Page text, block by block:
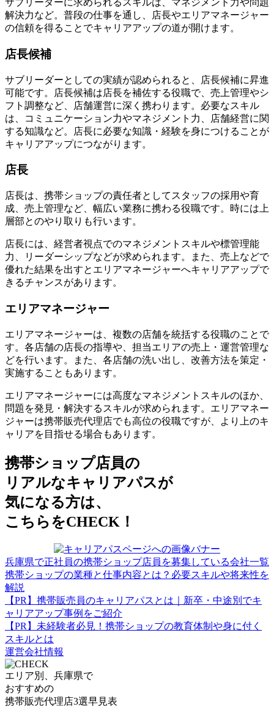
サブリーダーに求められるスキルは、マネジメント力や問題
解決力など。普段の仕事を通し、
店長やエリアマネージャー
の信頼を得ることでキャリアアップの道が開けます。
店長候補
サブリーダーとしての実績が認められると、店長候補に昇進
可能です。店長候補は店長を補佐する役職で、 売上管理やシ
フト調整など、店舗運営に深く携わります。必要なスキル
は、コミュニケーション力やマネジメント力、店舗経営に関
する知識など。店長に必要な知識・経験を身につけることが
キャリアアップにつながります。
店長
店長は、携帯ショップの責任者として スタッフの採用や育
成、売上管理など、幅広い業務に携わる役職です。時には上
層部とのやり取りも行います。
店長には、経営者視点でのマネジメントスキルや標管理能
力、リーダーシップなどが求められます。また、売上などで
優れた結果を出すと エリアマネージャーへキャリアアップで
きるチャンスがあります。
エリアマネージャー
エリアマネージャーは、 複数の店舗を統括する役職のこと で
す。各店舗の店長の指導や、担当エリアの売上・運営管理な
どを行います。また、各店舗の洗い出し、改善方法を策定・
実施することもあります。
エリアマネージャーには高度なマネジメントスキルのほか、
問題を発見・解決するスキルが求められます。エリアマネー
ジャーは携帯販売代理店でも高位の役職ですが、
より上のキ
ャリアを目指せる場合もあります。
携帯ショップ店員の
リアルなキャリアパスが
気になる方は、
こちらをCHECK！
兵庫県で正社員の携帯ショップ店員を募集している会社一覧
携帯ショップの業種と仕事内容とは？必要スキルや将来性を
解説
【PR】携帯販売員のキャリアパスとは｜新卒・中途別でキ
ャリアアップ事例をご紹介
【PR】未経験者必見！携帯ショップの教育体制や身に付く
スキルとは
運営会社情報
エリア別、兵庫県で
おすすめの
携帯販売代理店3選早見表